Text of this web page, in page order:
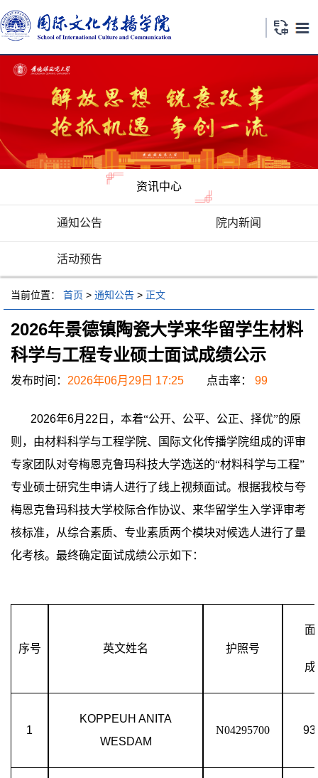
资讯中心
通知公告 院内新闻
活动预告
当前位置： 首页 > 通知公告 > 正文
2026年景德镇陶瓷大学来华留学生材料
科学与工程专业硕士面试成绩公示
发布时间： 2026年06月29日 17:25 点击率： 99
2026年6月 22 日 ， 本着“公开、公平、公正、择优”的原
则，由材料科学与工程学院、国际文化传播学院组成的评审
专家团队对夸梅恩克鲁玛科技大学选送的“材料科学与工程”
专业硕士研究生申请人进行了线上视频面试。根据我校与夸
梅恩克鲁玛科技大学校际合作协议、 来华留学生入学评审考
核标准，从综合素质、 专业素质两个模块对候选人进行了量
化考核。最终确定面试成绩公示如下：
序号 英文姓名 护照号
面
成
1
KOPPEUH ANITA
WESDAM
N04295700